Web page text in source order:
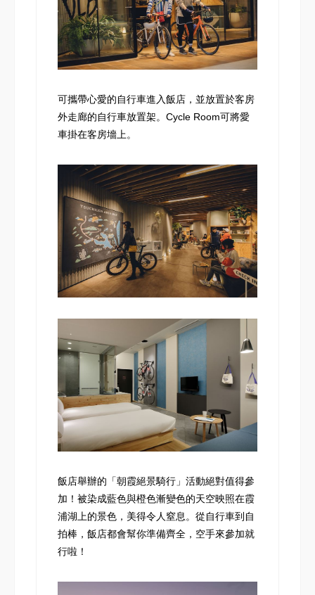
可攜帶心愛的自行車進入飯店，並放置於客房
外走廊的自行車放置架。Cycle Room可將愛
車掛在客房墻上。
飯店舉辦的「朝霞絕景騎行 」活動絕對值得參
加！被染成藍色與橙色漸變色的天空映照在霞
浦湖上的景色，美得令人窒息。從自行車到自
拍棒，飯店都會幫你準備齊全，空手來參加就
行啦！